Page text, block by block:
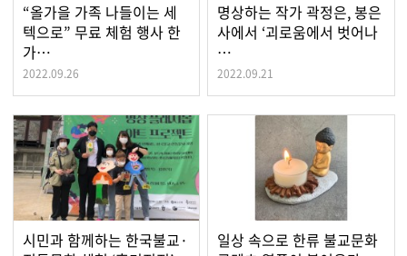
“올가을 가족 나들이는 세
텍으로” 무료 체험 행사 한
가…
2022.09.26
명상하는 작가 곽정은, 봉은
사에서 ‘괴로움에서 벗어나
…
2022.09.21
시민과 함께하는 한국불교·
일상 속으로 한류 불교문화